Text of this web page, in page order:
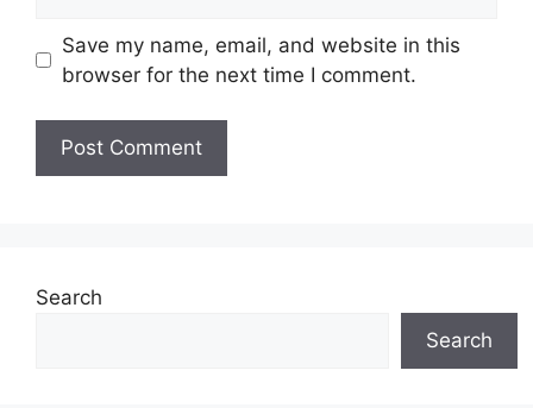
Save my name, email, and website in this
browser for the next time I comment.
Search
Search